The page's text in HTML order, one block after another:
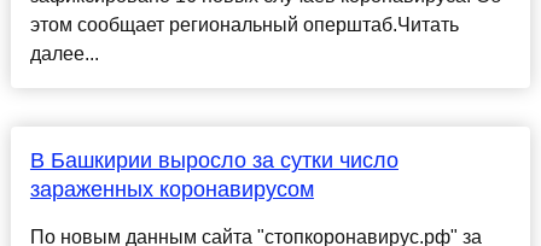
этом сообщает региональный оперштаб.Читать
далее...
В Башкирии выросло за сутки число
зараженных коронавирусом
По новым данным сайта "стопкоронавирус.рф" за